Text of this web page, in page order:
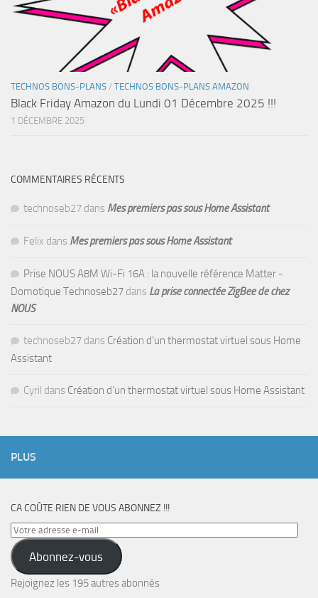
TECHNOS BONS-PLANS / TECHNOS BONS-PLANS AMAZON
Black Friday Amazon du Lundi 01 Décembre 2025 !!!
1 DÉCEMBRE 2025
COMMENTAIRES RÉCENTS
technoseb27 dans Mes premiers pas sous Home Assistant
Felix dans Mes premiers pas sous Home Assistant
Prise NOUS A8M Wi-Fi 16A : la nouvelle référence Matter -
Domotique Technoseb27 dans La prise connectée ZigBee de chez
NOUS
technoseb27 dans Création d’un thermostat virtuel sous Home
Assistant
Cyril dans Création d’un thermostat virtuel sous Home Assistant
PLUS
CA COÛTE RIEN DE VOUS ABONNEZ !!!
Votre
adresse
e-
mail
Abonnez-vous
Rejoignez les 195 autres abonnés